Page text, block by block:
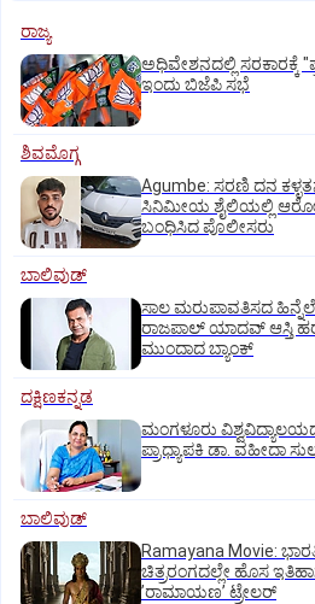
ರಾಜ್ಯ
ಅಧಿವೇಶನದಲ್ಲಿ ಸರಕಾರಕ್ಕೆ
ಇಂದು ಬಿಜೆಪಿ ಸಭೆ
ಶಿವಮೊಗ್ಗ
Agumbe: ಸರಣಿ ದನ
ಸಿನಿಮೀಯ ಶೈಲಿಯಲ್ಲಿ
ಬಂಧಿಸಿದ ಪೊಲೀಸರು
ಬಾಲಿವುಡ್‌
ಸಾಲ ಮರುಪಾವತಿಸದ
ರಾಜಪಾಲ್ ಯಾದವ್‌ ಆಸ್ತಿ
ಮುಂದಾದ ಬ್ಯಾಂಕ್
ದಕ್ಷಿಣಕನ್ನಡ
ಮಂಗಳೂರು ವಿಶ್ವವಿದ್ಯಾಲಯದ
ಪ್ರಾಧ್ಯಾಪಕಿ ಡಾ. ವಹೀದಾ
ಬಾಲಿವುಡ್‌
Ramayana Movie:
ಚಿತ್ರರಂಗದಲ್ಲೇ ಹೊಸ
ʼರಾಮಾಯಣʼ ಟ್ರೇಲರ್